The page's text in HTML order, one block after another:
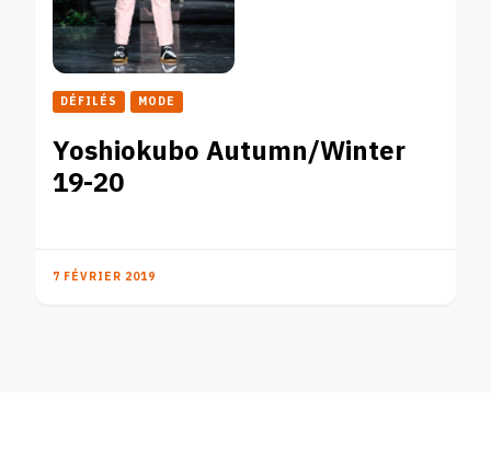
DÉFILÉS MODE
Yoshiokubo Autumn/Winter
19-20
7 FÉVRIER 2019